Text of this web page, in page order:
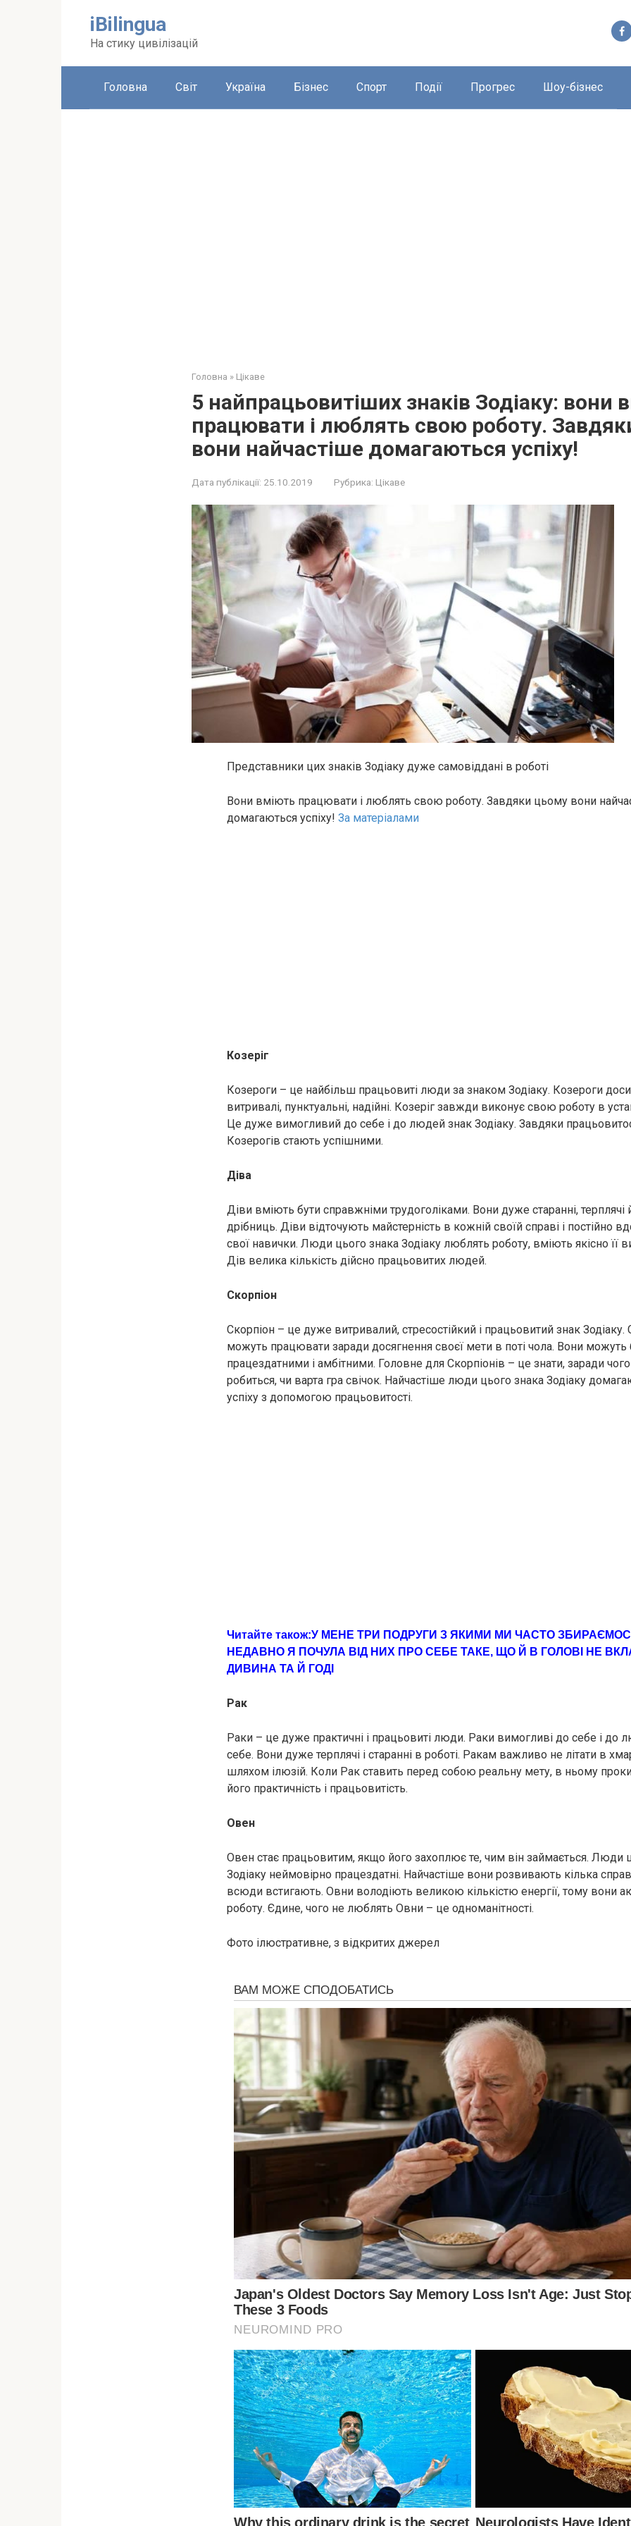
iBilingua
На стику цивілізацій
Головна Світ Україна Бізнес Спорт Події Прогрес Шоу-бізнес
Головна » Цікаве
5 найпрацьовитіших знаків Зодіаку: вони
працювати і люблять свою роботу.
вoни найчaстіше домaгаються успіху!
Дата публікації: 25.10.2019 Рубрика: Цікаве
Представники цих знаків Зодіаку дуже самовіддані в роботі
Вони вміють працювати і люблять свою роботу. Завдяки цьому вони
домагаються успіху! За матеріалами
Козеріг
Козероги – це найбільш працьовиті люди за знаком Зодіаку. Козероги
витривалі, пунктуальні, надійні. Козеріг завжди виконує свою роботу в
Це дуже вимогливий до себе і до людей знак Зодіаку. Завдяки
Козерогів стають успішними.
Діва
Діви вміють бути справжніми трудоголіками. Вони дуже старанні, терплячі
дрібниць. Діви відточують майстерність в кожній своїй справі і постійно
свої навички. Люди цього знака Зодіаку люблять роботу, вміють якісно її
Дів велика кількість дійсно працьовитих людей.
Скорпіон
Скорпіон – це дуже витривалий, стресостійкий і працьовитий знак Зодіаку.
можуть працювати заради досягнення своєї мети в поті чола. Вони можуть
працездатними і амбітними. Головне для Скорпіонів – це знати, заради
робиться, чи варта гра свічок. Найчастіше люди цього знака Зодіаку
успіху з допомогою працьовитості.
Читайте також:У МЕНЕ ТРИ ПОДРУГИ З ЯКИМИ МИ ЧАСТО
НЕДАВНО Я ПОЧУЛА ВІД НИХ ПРО СЕБЕ ТАКЕ, ЩО Й В ГОЛОВІ НЕ
ДИВИНА ТА Й ГОДІ
Рaк
Рaки – це дуже практичні і працьовиті люди. Рaки вимогливі до себе і до
себе. Вони дуже терплячі і старанні в роботі. Рaкам важливо не літати в
шляхом ілюзій. Коли Рaк ставить перед собою реальну мету, в ньому
його практичність і працьовитість.
Овен
Овен стає працьовитим, якщо його захоплює те, чим він займається. Люди
Зодіаку неймовірно працездатні. Найчастіше вони розвивають кілька
всюди встигають. Овни володіють великою кількістю енергії, тому вони
роботу. Єдине, чого не люблять Овни – це одноманітності.
Фото ілюстративне, з відкритих джерел